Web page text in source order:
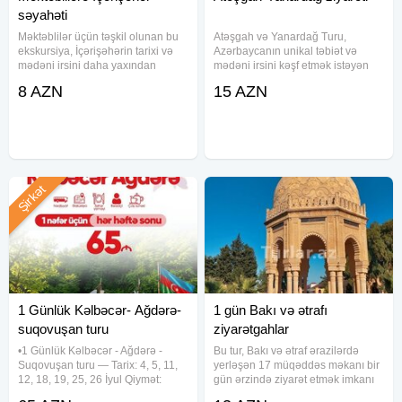
Valideynlər üçün qiymətə giriş biletləri daxil deyil.
3_15 yaş uşaqlara uyğundur
Yalnız 1 müəllim və 1_2 yaşlı körpələr ödənişsizdir
Rayon turlarına fərdi şəkildə qoşula bilərsiz
Rayon turlarıa istəyə uyğun səhər yeməyi
ilə )
Yüksək xidmət və keyfiyyətlə xidmətinizdəyik.
səyahəti
Məktəblilər üçün təşkil olunan bu
ekskursiya, İçərişəhərin tarixi və
mədəni irsini daha yaxından
qiyməti 8 AZN-dir və bu qiymətə
8 AZN
Atəşgah və Yanardağ Turu,
Azərbaycanın unikal təbiət və
mədəni irsini kəşf etmək istəyən
məktəblilər üçün təşkil olunan
15 AZN
1 Günlük Kəlbəcər- Ağdərə-
suqovuşan turu
•1 Günlük Kəlbəcər - Ağdərə -
Suqovuşan turu — Tarix: 4, 5, 11,
12, 18, 19, 25, 26 İyul Qiymət:
Şirkət
1 gün Bakı və ətrafı
ziyarətgahlar
Bu tur, Bakı və ətraf ərazilərdə
yerləşən 17 müqəddəs məkanı bir
gün ərzində ziyarət etmək imkanı